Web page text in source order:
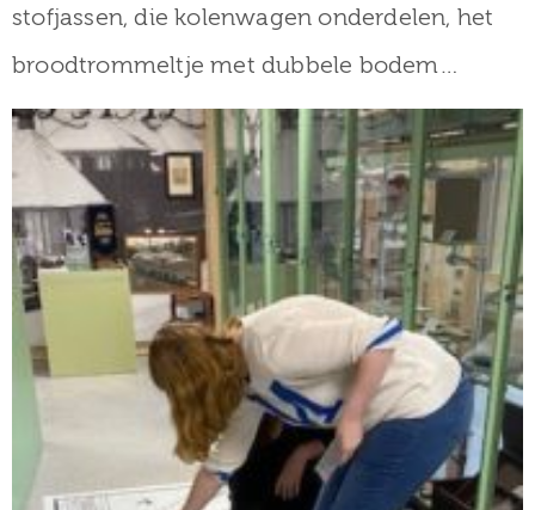
stofjassen, die kolenwagen onderdelen, het
broodtrommeltje met dubbele bodem…